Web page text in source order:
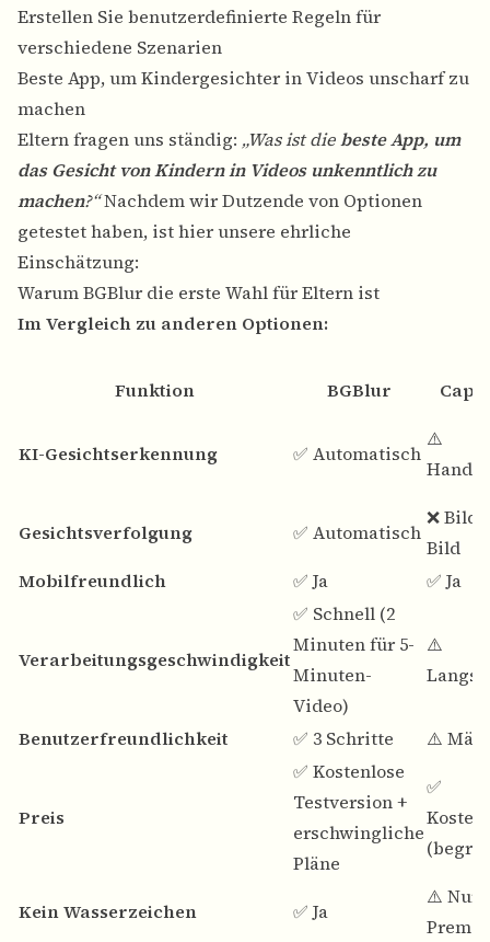
Erstellen Sie benutzerdefinierte Regeln für
verschiedene Szenarien
Beste App, um Kindergesichter in Videos unscharf zu
machen
Eltern fragen uns ständig: „Was ist diebeste App, um
das Gesicht von Kindern in Videos unkenntlich zu
machen?“Nachdem wir Dutzende von Optionen
getestet haben, ist hier unsere ehrliche
Einschätzung:
Warum BGBlur die erste Wahl für Eltern ist
Im Vergleich zu anderen Optionen:
Funktion BGBlur
KI-Gesichtserkennung ✅ Automatisch
⚠️
Gesichtsverfolgung ✅ Automatisch
❌ Bild
Bild
Mobilfreundlich
✅ Ja ✅ Ja
Verarbeitungsgeschwindigkeit
✅ Schnell (2
Minuten für 5-
Minuten-
Video)
⚠️
Benutzerfreundlichkeit ✅ 3 Schritte ⚠️
Preis
✅ Kostenlose
Testversion +
erschwingliche
Pläne
✅
Kein Wasserzeichen ✅ Ja
⚠️ Nur